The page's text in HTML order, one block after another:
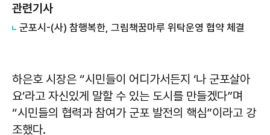
관련기사
군포시-(사) 참행복한, 그림책꿈마루 위탁운영 협약 체결
하은호 시장은 “시민들이 어디가서든지 ‘나 군포살아
요’라고 자신있게 말할 수 있는 도시를 만들겠다”며
“시민들의 협력과 참여가 군포 발전의 핵심”이라고 강
조했다.